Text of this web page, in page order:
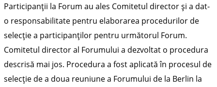
Participanţii la Forum au ales Comitetul director şi a dat-
o responsabilitate pentru elaborarea procedurilor de
selecţie a participanţilor pentru următorul Forum.
Comitetul director al Forumului a dezvoltat o procedura
descrisă mai jos. Procedura a fost aplicată în procesul de
selecţie de a doua reuniune a Forumului de la Berlin la